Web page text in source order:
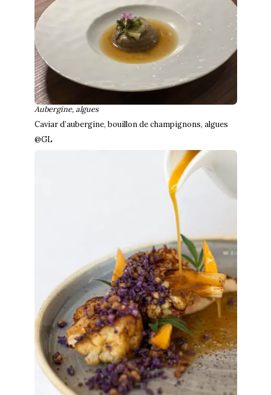
Aubergine, algues
Caviar d’aubergine, bouillon de champignons, algues
@GL